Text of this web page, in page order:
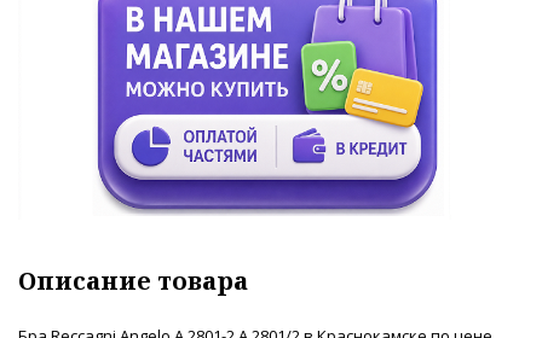
Описание товара